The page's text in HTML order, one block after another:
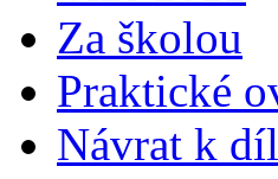
Za školou
Praktické
Návrat k